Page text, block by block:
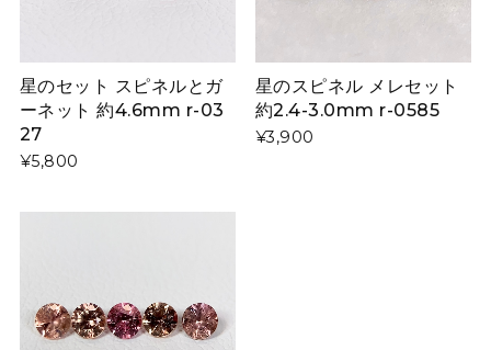
星のセット スピネルとガ
ーネット 約4.6mm r-03
27
¥5,800
星のスピネル メレセット
約2.4-3.0mm r-0585
¥3,900